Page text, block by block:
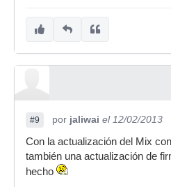
#9 por jaliwai el 12/02/2013
Con la actualización del Mix
también una actualización de
hecho